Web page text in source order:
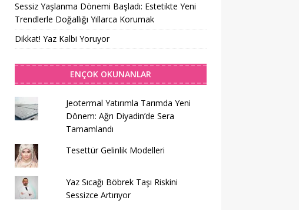
Sessiz Yaşlanma Dönemi Başladı: Estetikte Yeni
Trendlerle Doğallığı Yıllarca Korumak
Dikkat! Yaz Kalbi Yoruyor
ENÇOK OKUNANLAR
Jeotermal Yatırımla Tarımda Yeni
Dönem: Ağrı Diyadin’de Sera
Tamamlandı
Tesettür Gelinlik Modelleri
Yaz Sıcağı Böbrek Taşı Riskini
Sessizce Artırıyor